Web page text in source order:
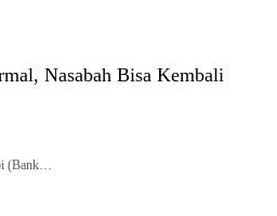
Nasabah Bisa Kembali
(Bank…